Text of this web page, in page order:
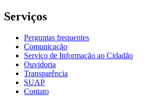
Serviços
Perguntas frequentes
Comunicação
Serviço de Informação ao Cidadão
Ouvidoria
Transparência
SUAP
Contato